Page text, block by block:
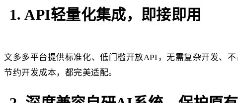
1. API轻量化集成，即接即用
文多多平台提供标准化、低门槛开放API，无需复杂开发、
节约开发成本，都完美适配。